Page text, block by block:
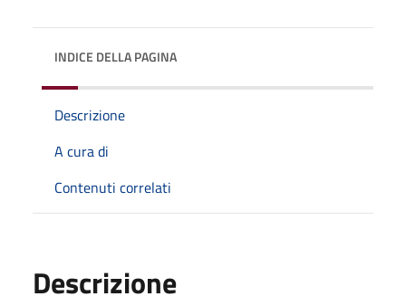
INDICE DELLA PAGINA
Descrizione
A cura di
Contenuti correlati
Descrizione